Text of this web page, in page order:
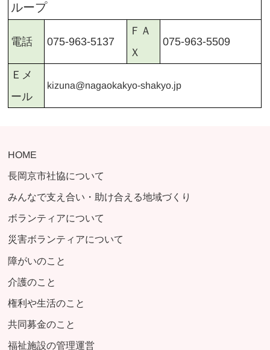
ループ
電話 075-963-5137
ＦＡ
Ｘ
075-963-5509
Ｅメ
ール
kizuna@nagaokakyo-shakyo.jp
HOME
長岡京市社協について
みんなで支え合い・助け合える地域づくり
ボランティアについて
災害ボランティアについて
障がいのこと
介護のこと
権利や生活のこと
共同募金のこと
福祉施設の管理運営